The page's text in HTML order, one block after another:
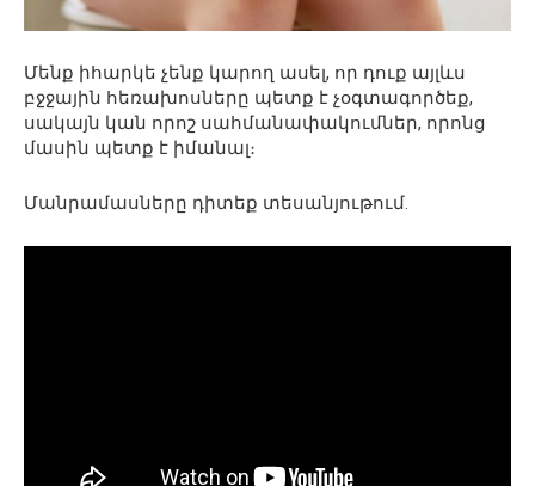
Մենք իհարկե չենք կարող ասել, որ դուք այլևս
բջջային հեռախոսները պետք է չօգտագործեք,
սակայն կան որոշ սահմանափակումներ, որոնց
մասին պետք է իմանալ։
Մանրամասները դիտեք տեսանյութում.